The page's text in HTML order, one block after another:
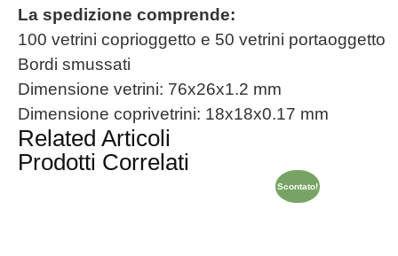
La spedizione comprende:
100 vetrini coprioggetto e 50 vetrini portaoggetto
Bordi smussati
Dimensione vetrini: 76x26x1.2 mm
Dimensione coprivetrini: 18x18x0.17 mm
Related Articoli
Prodotti Correlati
Scontato!